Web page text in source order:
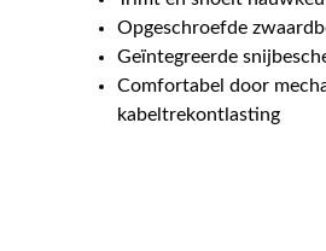
Opgeschroefde
Geïntegreerde
Comfortabel door
kabeltrekontlasting